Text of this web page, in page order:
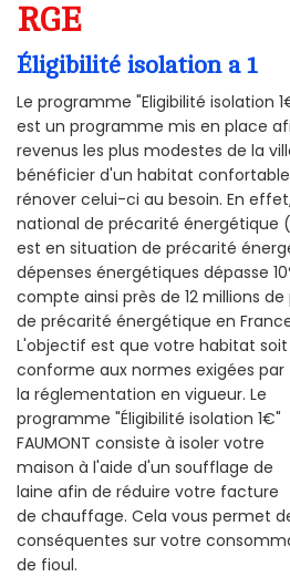
RGE
Éligibilité isolation a 1
Le programme "Eligibilité isolation
est un programme mis en place
revenus les plus modestes de la
bénéficier d'un habitat
rénover celui-ci au besoin. En
national de précarité énergétique
est en situation de précarité
dépenses énergétiques dépasse
compte ainsi près de 12 millions
de précarité énergétique en
L'objectif est que votre habitat soit
conforme aux normes exigées par
la réglementation en vigueur. Le
programme "Éligibilité isolation 1€"
FAUMONT consiste à isoler votre
maison à l'aide d'un soufflage de
laine afin de réduire votre facture
de chauffage. Cela vous permet
conséquentes sur votre
de fioul.